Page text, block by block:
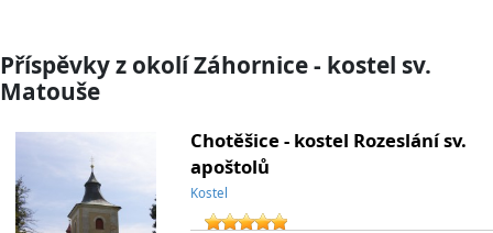
Příspěvky z okolí Záhornice - kostel sv.
Matouše
Chotěšice - kostel Rozeslání sv.
apoštolů
Kostel